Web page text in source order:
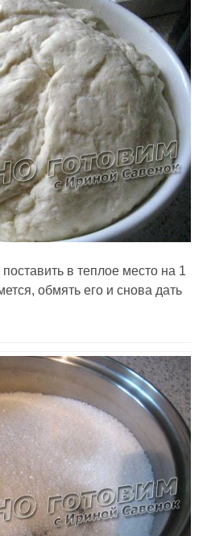
в теплое место на 1
обмять его и снова дать